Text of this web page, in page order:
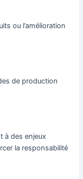
ou l’amélioration
de production
à des enjeux
la responsabilité